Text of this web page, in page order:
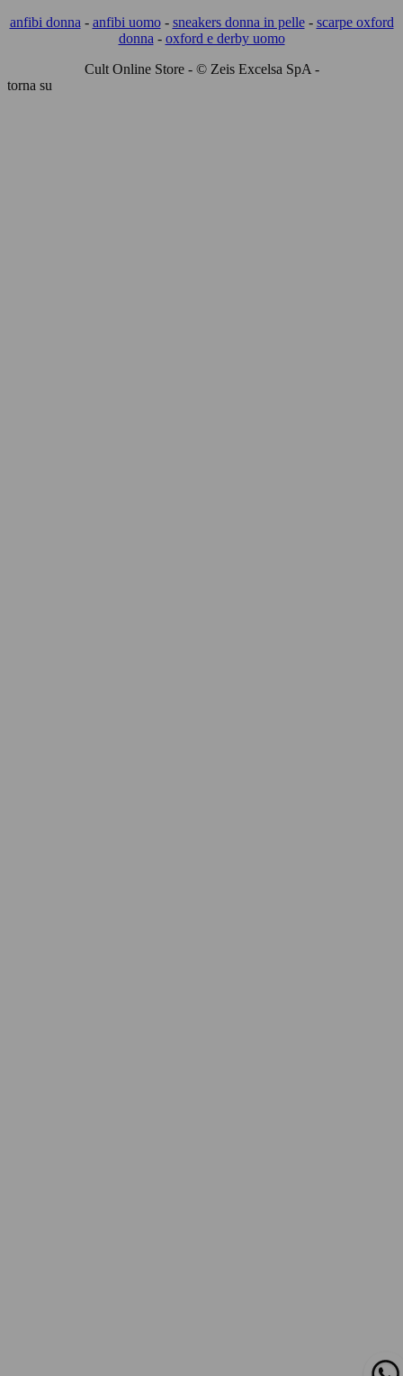
anfibi donna - anfibi uomo- sneakers donna in pelle- scarpe oxford
donna - oxford e derby uomo
Cult Online Store - © Zeis Excelsa SpA -
torna su